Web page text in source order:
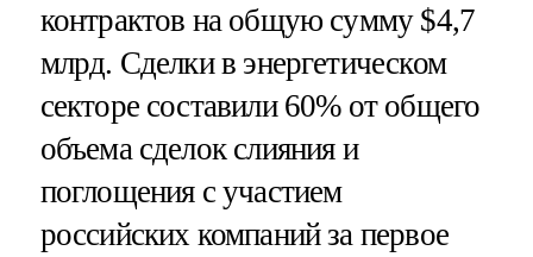
контрактов на общую сумму $4,7
млрд. Сделки в энергетическом
секторе составили 60% от общего
объема сделок слияния и
поглощения с участием
российских компаний за первое